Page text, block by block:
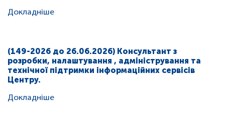
Докладніше
(149-2026 до 26.06.2026) Консультант з
розробки, налаштування , адміністрування та
технічної підтримки інформаційних сервісів
Центру.
Докладніше